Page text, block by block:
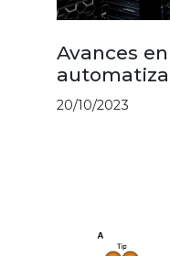
Avances
20/10/2023